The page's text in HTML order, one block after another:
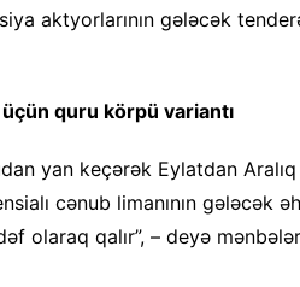
aktyorlarının gələcək
üçün quru körpü variantı
yan keçərək Eylatdan
cənub limanının gələcək
olaraq qalır”, – deyə